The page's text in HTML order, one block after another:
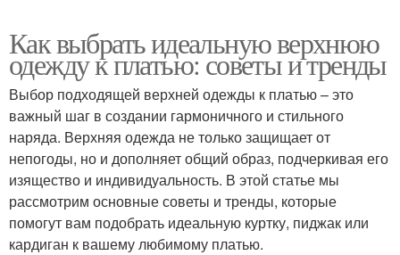
Как выбрать идеальную верхнюю
одежду к платью: советы и тренды
Выбор подходящей верхней одежды к платью – это
важный шаг в создании гармоничного и стильного
наряда. Верхняя одежда не только защищает от
непогоды, но и дополняет общий образ, подчеркивая его
изящество и индивидуальность. В этой статье мы
рассмотрим основные советы и тренды, которые
помогут вам подобрать идеальную куртку, пиджак или
кардиган к вашему любимому платью.